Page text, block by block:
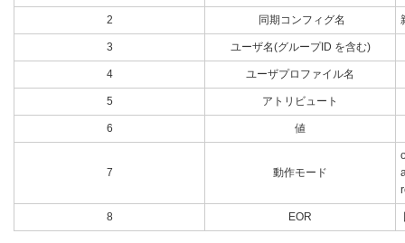
2 同期コンフィグ名
3 ユーザ名(グループID を含む)
4 ユーザプロファイル名
5 アトリビュート
6 値
7 動作モード
8 EOR